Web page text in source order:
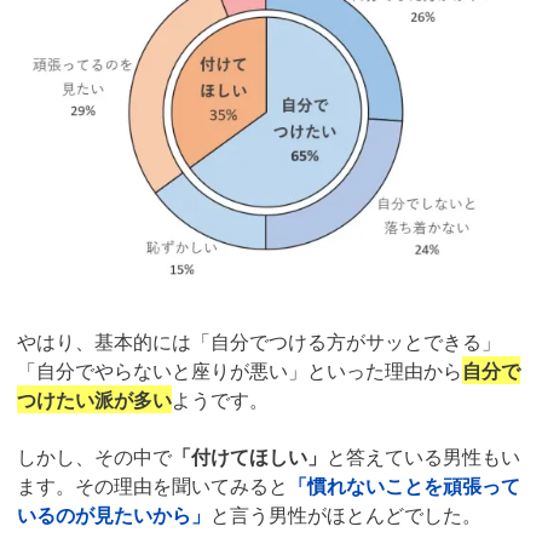
やはり、基本的には「自分でつける方がサッとできる」
「自分でやらないと座りが悪い」といった理由から自分で
つけたい派が多いようです。
しかし、その中で 「付けてほしい」 と答えている男性もい
ます。その理由を聞いてみると 「慣れないことを頑張って
いるのが見たいから」 と言う男性がほとんどでした。